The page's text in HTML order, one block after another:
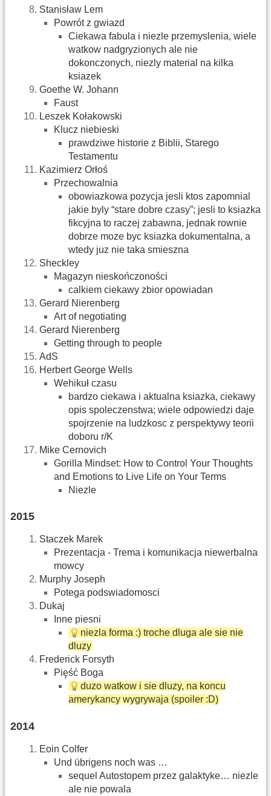
Stanisław Lem
Powrót z gwiazd
Ciekawa fabula i niezle przemyslenia, wiele
watkow nadgryzionych ale nie
dokonczonych, niezly material na kilka
ksiazek
Goethe W. Johann
Faust
Leszek Kołakowski
Klucz niebieski
prawdziwe historie z Biblii, Starego
Testamentu
Kazimierz Orłoś
Przechowalnia
obowiazkowa pozycja jesli ktos zapomnial
jakie byly “stare dobre czasy”; jesli to ksiazka
fikcyjna to raczej zabawna, jednak rownie
dobrze moze byc ksiazka dokumentalna, a
wtedy juz nie taka smieszna
Sheckley
Magazyn nieskończoności
calkiem ciekawy zbior opowiadan
Gerard Nierenberg
Art of negotiating
Gerard Nierenberg
Getting through to people
AdS
Herbert George Wells
Wehikuł czasu
bardzo ciekawa i aktualna ksiazka, ciekawy
opis spoleczenstwa; wiele odpowiedzi daje
spojrzenie na ludzkosc z perspektywy teorii
doboru r/K
Mike Cernovich
Gorilla Mindset: How to Control Your Thoughts
and Emotions to Live Life on Your Terms
Niezle
2015
Staczek Marek
Prezentacja - Trema i komunikacja niewerbalna
mowcy
Murphy Joseph
Potega podswiadomosci
Dukaj
Inne piesni
niezla forma :) troche dluga ale sie nie
dluzy
Frederick Forsyth
Pięść Boga
duzo watkow i sie dluzy, na koncu
amerykancy wygrywaja (spoiler :D)
2014
Eoin Colfer
Und übrigens noch was …
sequel Autostopem przez galaktyke… niezle
ale nie powala